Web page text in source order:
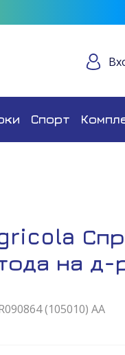
Спорт
на д-
(105010) AA